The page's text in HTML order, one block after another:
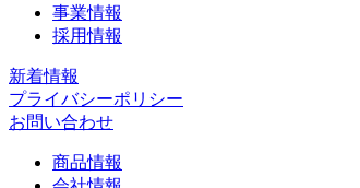
事業情報
採用情報
新着情報
プライバシーポリシー
お問い合わせ
商品情報